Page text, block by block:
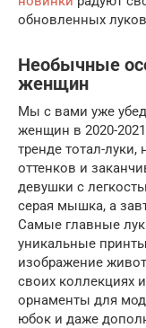
обновленных
Необычные
женщин
Мы с вами уже
женщин в 2020-
тренде тотал-
оттенков и
девушки с
серая мышка, а
Самые главные
уникальные
изображение
своих коллекциях
орнаменты для
юбок и даже